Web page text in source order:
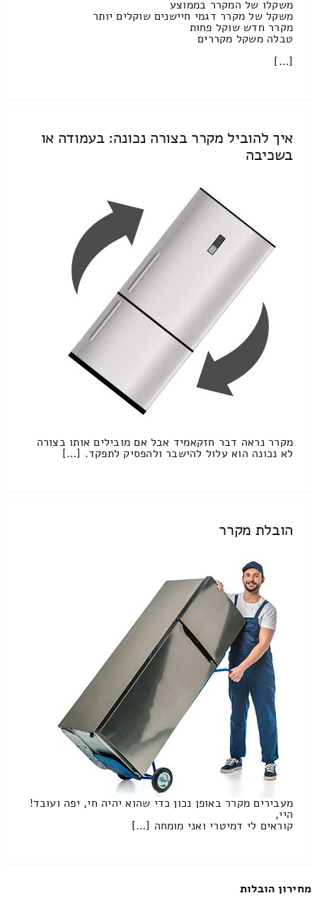
משקלו של המקרר בממוצע
משקל של מקרר דגמי חיישנים שוקלים יותר
מקרר חדש שוקל פחות
טבלה משקל מקררים
[…]
איך להוביל מקרר בצורה נכונה: בעמודה או
בשכיבה
מקרר נראה דבר חזקאמיד אבל אם מובילים אותו בצורה
לא נכונה הוא עלול להישבר ולהפסיק לתפקד. […]
הובלת מקרר
מעבירים מקרר באופן נכון כדי שהוא יהיה חי, יפה ועובד!
היי,
קוראים לי דמיטרי ואני מומחה […]
מחירון הובלות